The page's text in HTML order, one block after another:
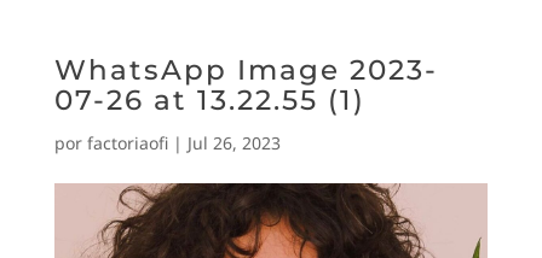
WhatsApp Image 2023-
07-26 at 13.22.55 (1)
por factoriaofi| Jul 26, 2023